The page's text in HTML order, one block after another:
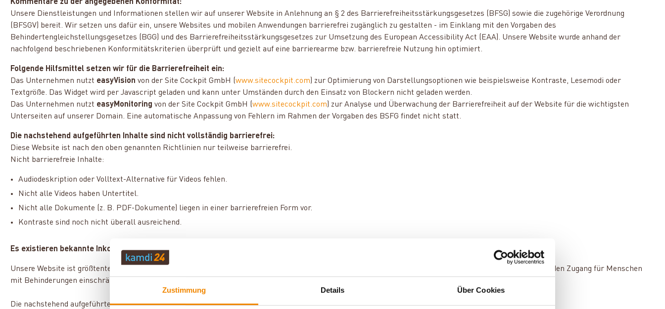
Zustimmung Details Über Cookies
Kommentare zu der angegebenen Konformität:
Unsere Dienstleistungen und Informationen stellen wir auf unserer Website in Anlehnung an § 2 des Barrierefreiheitsstärkungsgesetzes (BFSG) sowie die zugehörige Verordnung
(BFSGV) bereit. Wir setzen uns dafür ein, unsere Websites und mobilen Anwendungen barrierefrei zugänglich zu gestalten - im Einklang mit den Vorgaben des
Behindertengleichstellungsgesetzes (BGG) und des Barrierefreiheitsstärkungsgesetzes zur Umsetzung des European Accessibility Act (EAA). Unsere Website wurde anhand der
nachfolgend beschriebenen Konformitätskriterien überprüft und gezielt auf eine barrierearme bzw. barrierefreie Nutzung hin optimiert.
Folgende Hilfsmittel setzen wir für die Barrierefreiheit ein:
Das Unternehmen nutzt easyVision von der Site Cockpit GmbH (www.sitecockpit.com) zur Optimierung von Darstellungsoptionen wie beispielsweise Kontraste, Lesemodi oder
Textgröße. Das Widget wird per Javascript geladen und kann unter Umständen durch den Einsatz von Blockern nicht geladen werden.
Das Unternehmen nutzt easyMonitoring von der Site Cockpit GmbH (www.sitecockpit.com) zur Analyse und Überwachung der Barrierefreiheit auf der Website für die wichtigsten
Unterseiten auf unserer Domain. Eine automatische Anpassung von Fehlern im Rahmen der Vorgaben des BSFG findet nicht statt.
Die nachstehend aufgeführten Inhalte sind nicht vollständig barrierefrei:
Diese Website ist nach den oben genannten Richtlinien nur teilweise barrierefrei.
Nicht barrierefreie Inhalte:
Audiodeskription oder Volltext-Alternative für Videos fehlen.
Nicht alle Videos haben Untertitel.
Nicht alle Dokumente (z. B. PDF-Dokumente) liegen in einer barrierefreien Form vor.
Kontraste sind noch nicht überall ausreichend.
Es existieren bekannte Inkompatibilitätsprobleme mit folgenden Technologien:
Unsere Website ist größtenteils mit den geltenden Anforderungen zur Barrierefreiheit vereinbar. In einzelnen Bereichen bestehen jedoch noch Barrieren, die den Zugang für Menschen
mit Behinderungen einschränken können.
Die nachstehend aufgeführten Inhalte sind nicht vollständig barrierefrei: